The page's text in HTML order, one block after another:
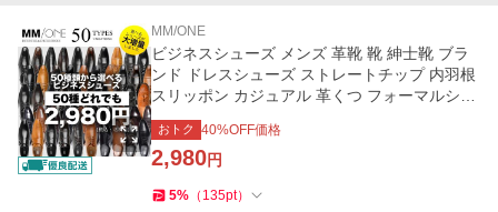
MM/ONE
ビジネスシューズ メンズ 革靴 靴 紳士靴 ブラ
ンド ドレスシューズ ストレートチップ 内羽根
スリッポン カジュアル 革くつ フォーマルシュ
ーズ 冠婚葬祭
おトク 40%OFF価格
2,980円
5% （ 135pt）